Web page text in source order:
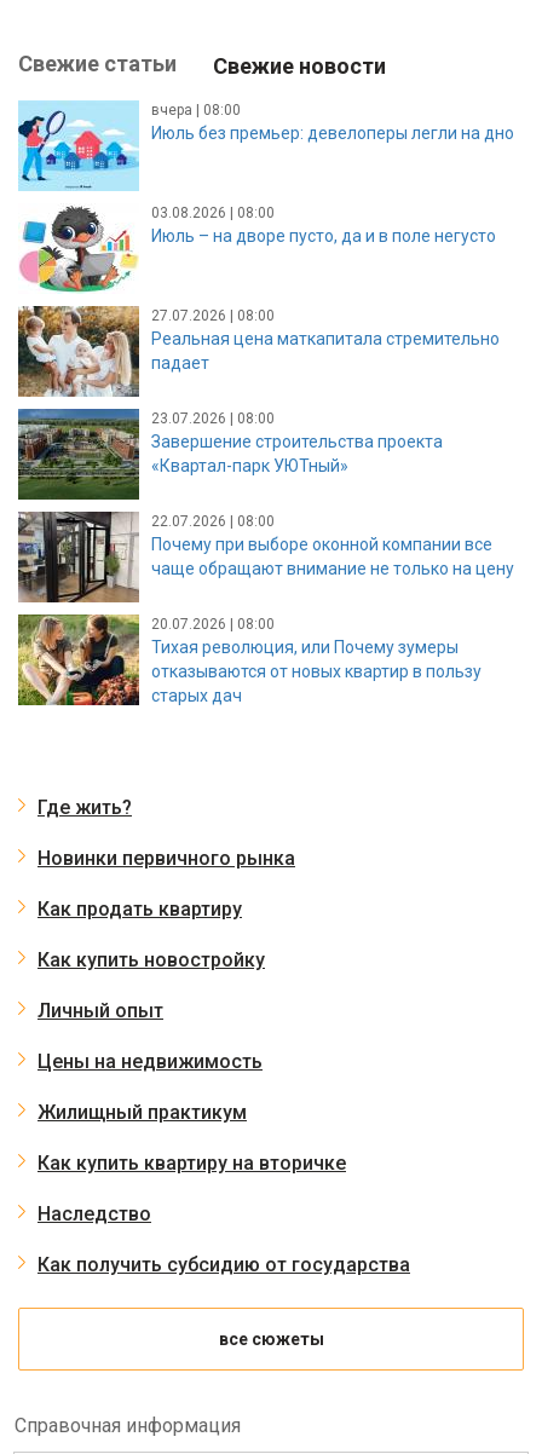
Свежие статьи Свежие новости
вчера | 08:00
Июль без премьер: девелоперы легли на дно
03.08.2026 | 08:00
Июль – на дворе пусто, да и в поле негусто
27.07.2026 | 08:00
Реальная цена маткапитала стремительно
падает
23.07.2026 | 08:00
Завершение строительства проекта
«Квартал-парк УЮТный»
22.07.2026 | 08:00
Почему при выборе оконной компании все
чаще обращают внимание не только на цену
20.07.2026 | 08:00
Тихая революция, или Почему зумеры
отказываются от новых квартир в пользу
старых дач
Где жить?
Новинки первичного рынка
Как продать квартиру
Как купить новостройку
Личный опыт
Цены на недвижимость
Жилищный практикум
Как купить квартиру на вторичке
Наследство
Как получить субсидию от государства
все сюжеты
Справочная информация